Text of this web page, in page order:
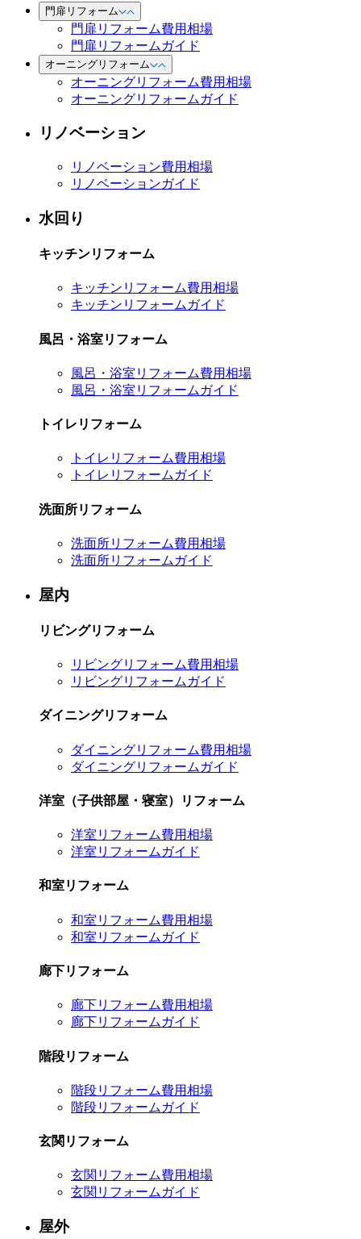
門扉リフォーム
門扉リフォーム費用相場
門扉リフォームガイド
オーニングリフォーム
オーニングリフォーム費用相場
オーニングリフォームガイド
リノベーション
リノベーション費用相場
リノベーションガイド
水回り
キッチンリフォーム
キッチンリフォーム費用相場
キッチンリフォームガイド
風呂・浴室リフォーム
風呂・浴室リフォーム費用相場
風呂・浴室リフォームガイド
トイレリフォーム
トイレリフォーム費用相場
トイレリフォームガイド
洗面所リフォーム
洗面所リフォーム費用相場
洗面所リフォームガイド
屋内
リビングリフォーム
リビングリフォーム費用相場
リビングリフォームガイド
ダイニングリフォーム
ダイニングリフォーム費用相場
ダイニングリフォームガイド
洋室（子供部屋・寝室）リフォーム
洋室リフォーム費用相場
洋室リフォームガイド
和室リフォーム
和室リフォーム費用相場
和室リフォームガイド
廊下リフォーム
廊下リフォーム費用相場
廊下リフォームガイド
階段リフォーム
階段リフォーム費用相場
階段リフォームガイド
玄関リフォーム
玄関リフォーム費用相場
玄関リフォームガイド
屋外